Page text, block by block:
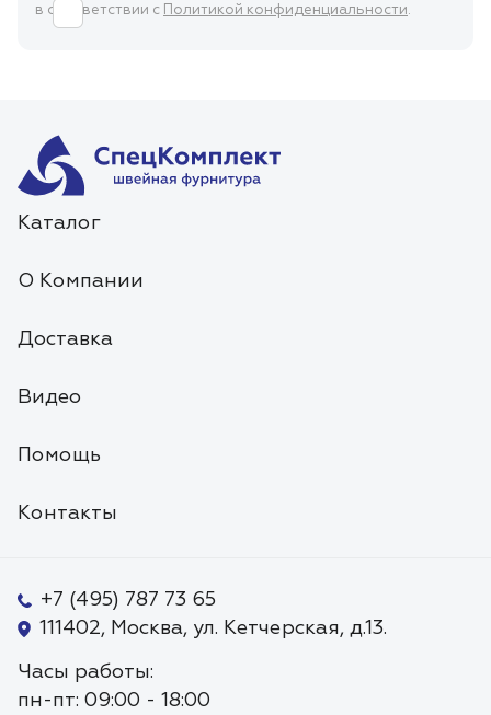
в соответствии с Политикой конфиденциальности.
Каталог
О Компании
Доставка
Видео
Помощь
Контакты
+7 (495) 787 73 65
111402, Москва, ул. Кетчерская, д.13.
Часы работы:
пн-пт: 09:00 - 18:00